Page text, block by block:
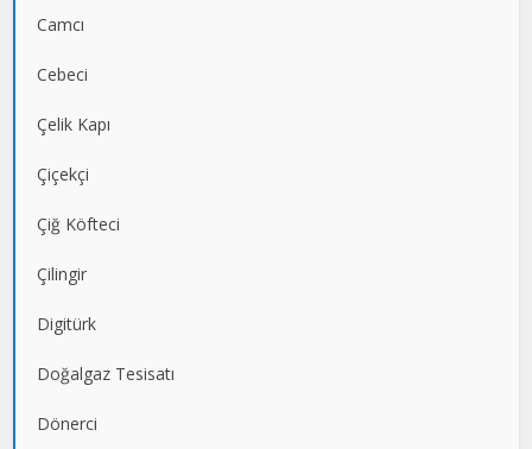
Camcı
Cebeci
Çelik Kapı
Çiçekçi
Çiğ Köfteci
Çilingir
Digitürk
Doğalgaz Tesisatı
Dönerci